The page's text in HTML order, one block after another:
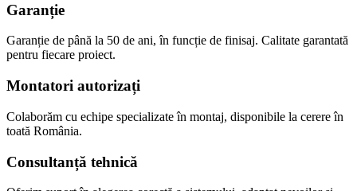
Garanție
Garanție de până la 50 de ani, în funcție de finisaj. Calitate garantată
pentru fiecare proiect.
Montatori autorizați
Colaborăm cu echipe specializate în montaj, disponibile la cerere în
toată România.
Consultanță tehnică